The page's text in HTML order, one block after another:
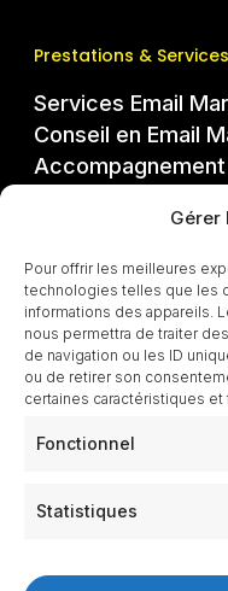
Gérer
Pour offrir les meilleures
technologies telles que les
informations des appareils.
nous permettra de traiter
de navigation ou les ID
ou de retirer son
certaines caractéristiques
Fonctionnel
Statistiques
Prestations & Services
Services Email
Conseil en Email
Rubriques du blog
Collecte email et
Design Email
Délivrabilité
KPI et
Outils Email
Contact
hello@email-rocks.com